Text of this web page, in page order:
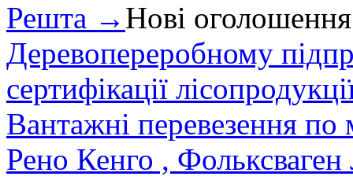
Решта → Нові оголошення
Деревопереробному
сертифікації
Вантажні перевезення по
Рено Кенго ,